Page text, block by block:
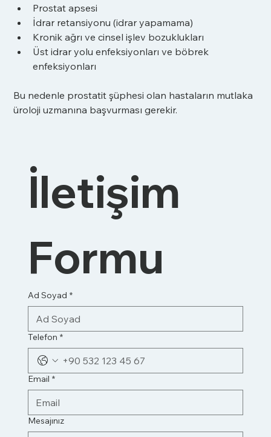
Prostat apsesi
İdrar retansiyonu (idrar yapamama)
Kronik ağrı ve cinsel işlev bozuklukları
Üst idrar yolu enfeksiyonları ve böbrek
enfeksiyonları
Bu nedenle prostatit şüphesi olan hastaların mutlaka
üroloji uzmanına başvurması gerekir.
İletişim
Formu
Ad Soyad *
Telefon *
Email *
Mesajınız